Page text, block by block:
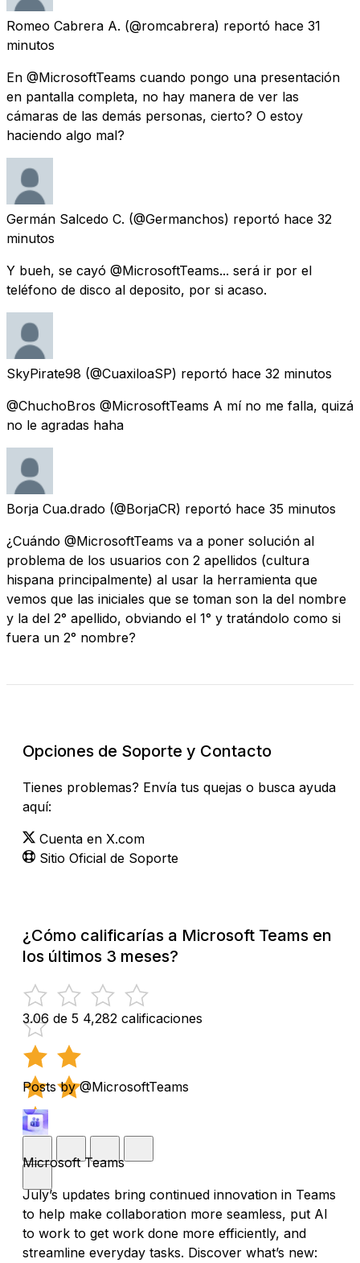
Romeo Cabrera A. (@romcabrera) reportó hace 31
minutos
En @MicrosoftTeams cuando pongo una presentación
en pantalla completa, no hay manera de ver las
cámaras de las demás personas, cierto? O estoy
haciendo algo mal?
Germán Salcedo C. (@Germanchos) reportó hace 32
minutos
Y bueh, se cayó @MicrosoftTeams... será ir por el
teléfono de disco al deposito, por si acaso.
SkyPirate98 (@CuaxiloaSP) reportó hace 32 minutos
@ChuchoBros @MicrosoftTeams A mí no me falla, quizá
no le agradas haha
Borja Cua.drado (@BorjaCR) reportó hace 35 minutos
¿Cuándo @MicrosoftTeams va a poner solución al
problema de los usuarios con 2 apellidos (cultura
hispana principalmente) al usar la herramienta que
vemos que las iniciales que se toman son la del nombre
y la del 2° apellido, obviando el 1° y tratándolo como si
fuera un 2° nombre?
Opciones de Soporte y Contacto
Tienes problemas? Envía tus quejas o busca ayuda
aquí:
Cuenta en X.com
Sitio Oficial de Soporte
¿Cómo calificarías a Microsoft Teams en
los últimos 3 meses?
3.06 de 5 4,282 calificaciones
Posts by @MicrosoftTeams
Microsoft Teams
July’s updates bring continued innovation in Teams
to help make collaboration more seamless, put AI
to work to get work done more efficiently, and
streamline everyday tasks. Discover what’s new: